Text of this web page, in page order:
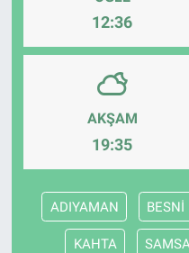
12:36
AKŞAM
19:35
ADIYAMAN BESNİ
KAHTA